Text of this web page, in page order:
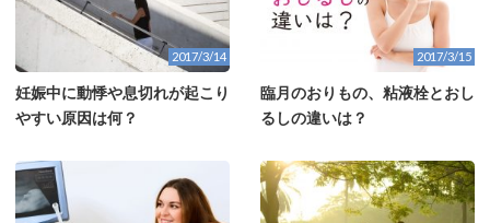
2017/3/14
妊娠中に動悸や息切れが起こり
やすい原因は何？
2017/3/15
臨月のおりもの、粘液栓とおし
るしの違いは？